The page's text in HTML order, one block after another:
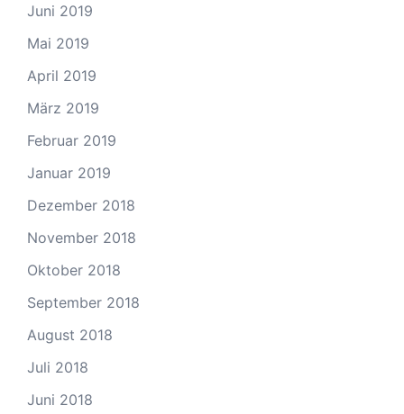
Juni 2019
Mai 2019
April 2019
März 2019
Februar 2019
Januar 2019
Dezember 2018
November 2018
Oktober 2018
September 2018
August 2018
Juli 2018
Juni 2018